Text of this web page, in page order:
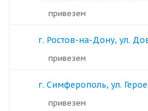
Привезем
г. Ростов-на-Дону, ул.
Привезем
г. Симферополь, ул.
Привезем